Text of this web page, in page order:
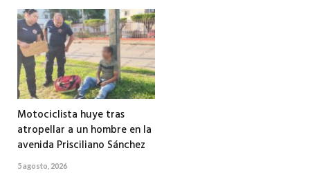
Motociclista huye tras
atropellar a un hombre en la
avenida Prisciliano Sánchez
5 agosto, 2026